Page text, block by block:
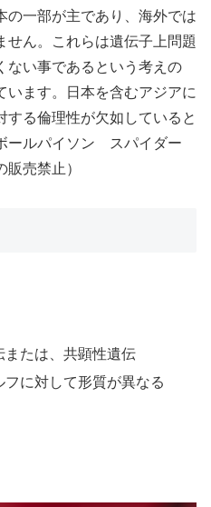
の一部が主であり、海外では
せん。これらは遺伝子上問題
ない事であるという考えの
います。日本を含むアジアに
する倫理性が欠如していると
ールパイソン スパイダー
売禁止）
または、共顕性遺伝
に対して形質が異なる